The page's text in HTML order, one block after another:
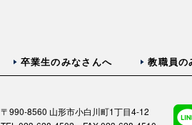
卒業生のみなさんへ 教職員の
〒990-8560 山形市小白川町1丁目4-12